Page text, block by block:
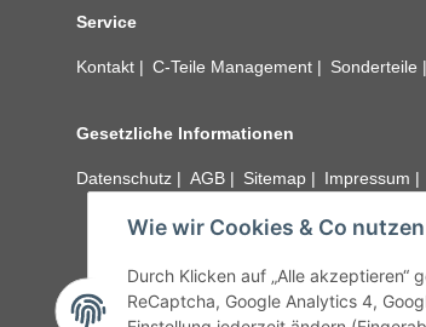
Wie wir Cookies & Co nutzen
Durch Klicken auf „Alle akzeptieren“
ReCaptcha, Google Analytics 4,
Service
Kontakt C-Teile Management Sonderteile
Gesetzliche Informationen
Datenschutz AGB Sitemap Impressum